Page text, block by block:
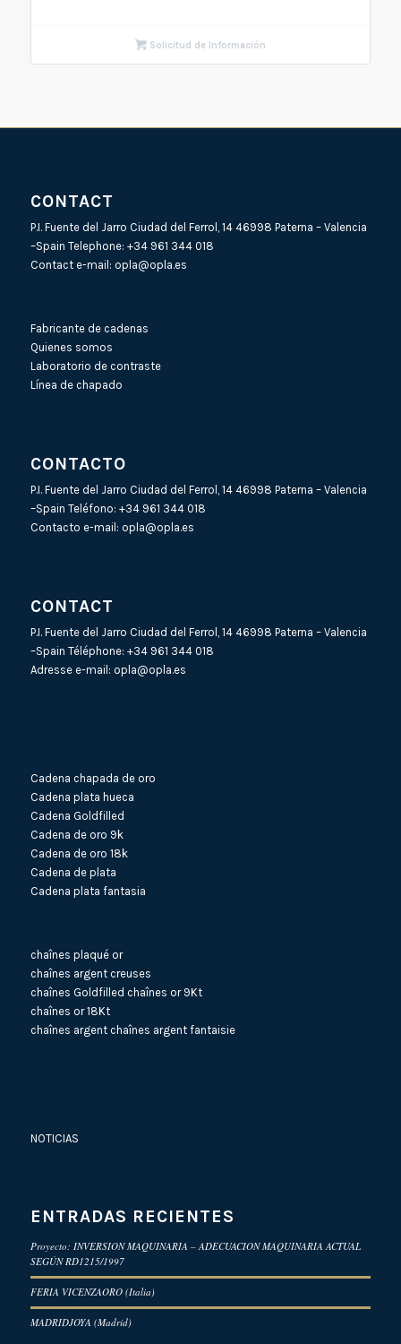
Solicitud de Información
CONTACT
P.I. Fuente del Jarro Ciudad del Ferrol, 14 46998 Paterna – Valencia
–Spain Telephone: +34 961 344 018
Contact e-mail: opla@opla.es
Fabricante de cadenas
Quienes somos
Laboratorio de contraste
Línea de chapado
CONTACTO
P.I. Fuente del Jarro Ciudad del Ferrol, 14 46998 Paterna – Valencia
–Spain Teléfono: +34 961 344 018
Contacto e-mail: opla@opla.es
CONTACT
P.I. Fuente del Jarro Ciudad del Ferrol, 14 46998 Paterna – Valencia
–Spain Téléphone: +34 961 344 018
Adresse e-mail: opla@opla.es
Cadena chapada de oro
Cadena plata hueca
Cadena Goldfilled
Cadena de oro 9k
Cadena de oro 18k
Cadena de plata
Cadena plata fantasia
chaînes plaqué or
chaînes argent creuses
chaînes Goldfilled chaînes or 9Kt
chaînes or 18Kt
chaînes argent chaînes argent fantaisie
NOTICIAS
ENTRADAS RECIENTES
Proyecto: INVERSION MAQUINARIA – ADECUACION MAQUINARIA ACTUAL
SEGÚN RD1215/1997
FERIA VICENZAORO (Italia)
MADRIDJOYA (Madrid)